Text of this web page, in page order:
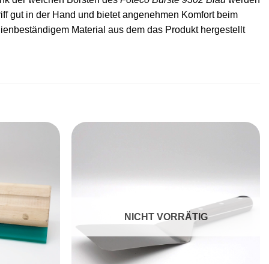
gut in der Hand und bietet angenehmen Komfort beim
Material aus dem das Produkt hergestellt
NICHT VORRÄTIG